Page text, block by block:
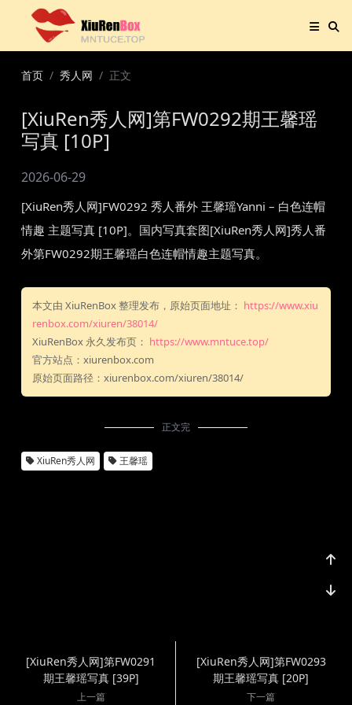
首页 秀人网 正文
[XiuRen秀人网]第FW0292期王馨瑶
写真 [10P]
2026-06-29
[XiuRen秀人网]FW0292 秀人番外 王馨瑶Yanni – 白色连帽
情趣 主题写真 [10P]。国内写真套图[XiuRen秀人网]秀人番
外第FW0292期王馨瑶白色连帽情趣主题写真。
本文由 XiuRenBox 整理发布，原始页面地址： https://www.xiu
renbox.com/xiuren/38014/
XiuRenBox 永久发布页： https://www.mntuce.top/
官方站点：xiurenbox.com
原始页面路径：xiurenbox.com/xiuren/38014/
正文完
XiuRen秀人网 王馨瑶
[XiuRen秀人网]第FW0291
期王馨瑶写真 [39P]
上一篇
[XiuRen秀人网]第FW0293
期王馨瑶写真 [20P]
下一篇